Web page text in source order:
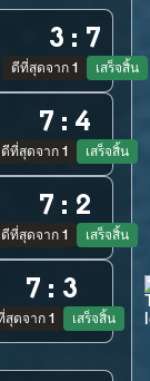
3 : 7
ดีที่สุดจาก 1 เสร็จสิ้น
7 : 4
ดีที่สุดจาก 1 เสร็จสิ้น
7 : 2
ดีที่สุดจาก 1 เสร็จสิ้น
7 : 3
สุดจาก 1 เสร็จสิ้น